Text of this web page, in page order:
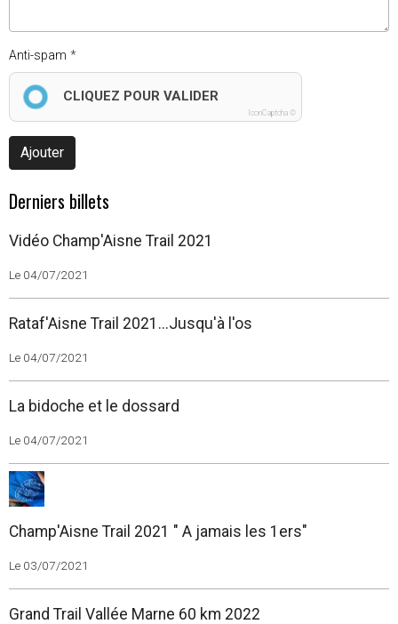
Anti-spam
CLIQUEZ POUR VALIDER
IconCaptcha ©
Ajouter
Derniers billets
Vidéo Champ'Aisne Trail 2021
Le 04/07/2021
Rataf'Aisne Trail 2021...Jusqu'à l'os
Le 04/07/2021
La bidoche et le dossard
Le 04/07/2021
Champ'Aisne Trail 2021 " A jamais les 1ers"
Le 03/07/2021
Grand Trail Vallée Marne 60 km 2022